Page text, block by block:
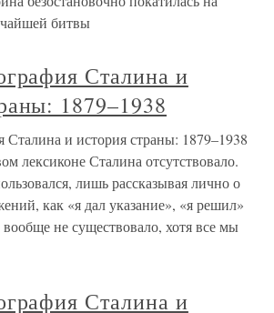
битвы
Сталина и
1879–1938
Сталина и история страны: 1879–1938
лексиконе Сталина отсутствовало.
лишь рассказывая лично о
как «я дал указание», «я решил»
не существовало, хотя все мы
Сталина и